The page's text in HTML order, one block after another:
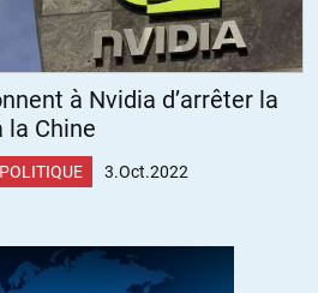
à Nvidia d’arrêter la
la Chine
3.Oct.2022